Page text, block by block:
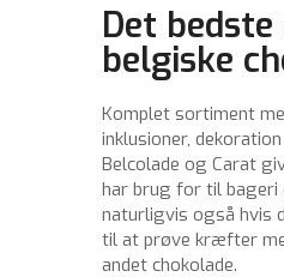
Det
belgiske
Komplet sortiment
inklusioner,
Belcolade og Carat
har brug for til bageri
naturligvis også hvis
til at prøve kræfter
andet chokolade.